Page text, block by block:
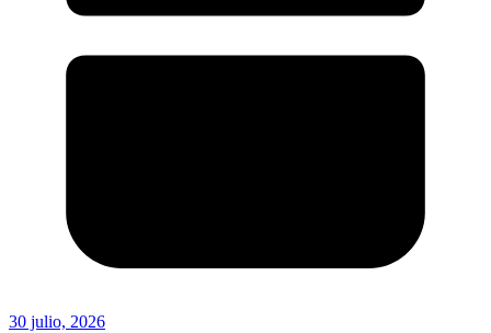
30 julio, 2026